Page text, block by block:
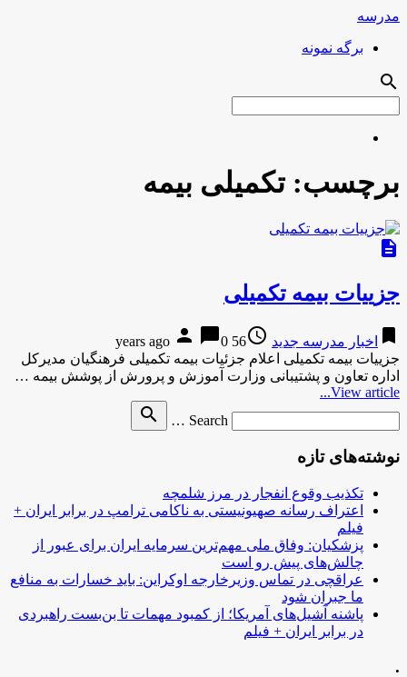
مدرسه
برگه نمونه
search
برچسب:تکمیلی بیمه
description
جزییات بیمه تکمیلی
bookmark اخبار مدرسه جدید access_time
56 years ago
person chat_bubble0
جزییات بیمه تکمیلی اعلام جزئیات بیمه‌ تکمیلی فرهنگیان مدیرکل
اداره تعاون و پشتیبانی وزارت آموزش و پرورش از پوشش بیمه …
View article...
Search …
search
نوشته‌های تازه
تکذیب وقوع انفجار در مرز شلمچه
اعتراف رسانه صهیونیستی به ناکامی ترامپ در برابر ایران +
فیلم
پزشکیان: وفاق ملی مهم‌ترین سرمایه ایران برای عبور از
چالش‌های پیش رو است
عراقچی در تماس وزیرخارجه اوکراین: باید خسارات به منافع
ما جبران شود
پاشنه آشیل‌های آمریکا؛ از کمبود مهمات تا بن‌بست راهبردی
در برابر ایران + فیلم
.